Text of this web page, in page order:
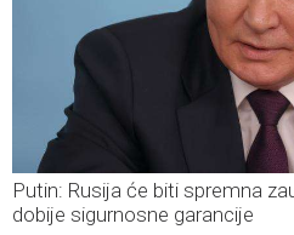
Putin: Rusija će biti spremna
dobije sigurnosne garancije